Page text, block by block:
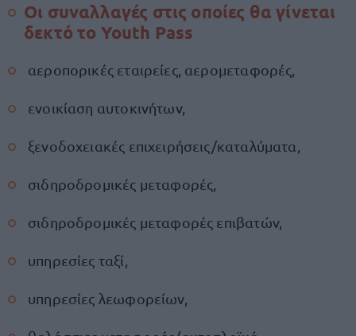
Οι συναλλαγές στις οποίες θα γίνεται
δεκτό το Youth Pass
αεροπορικές εταιρείες, αερομεταφορές,
ενοικίαση αυτοκινήτων,
ξενοδοχειακές επιχειρήσεις/καταλύματα,
σιδηροδρομικές μεταφορές,
σιδηροδρομικές μεταφορές επιβατών,
υπηρεσίες ταξί,
υπηρεσίες λεωφορείων,